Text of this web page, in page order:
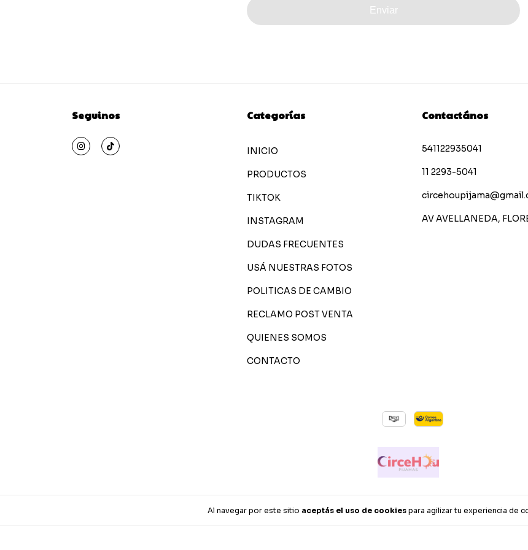
Al navegar por este sitio aceptás el uso de cookies para agilizar tu experiencia de
Enviar
Seguinos Categorías
INICIO
PRODUCTOS
TIKTOK
INSTAGRAM
DUDAS FRECUENTES
USÁ NUESTRAS FOTOS
POLITICAS DE CAMBIO
RECLAMO POST VENTA
QUIENES SOMOS
CONTACTO
Contactános
541122935041
11 2293-5041
AV AVELLANEDA,
Copyright CirceHou - 20376071058 - 2026. Todos los derechos reservados.
Defensa de las y los consumidores. Para reclamos
ingresá acá. / Botón de arrepentimiento